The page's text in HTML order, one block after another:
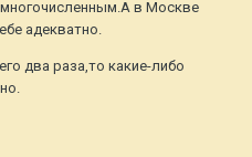
в Москве
адекватно.
два раза,то какие-либо